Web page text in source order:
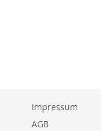
Impressum
AGB